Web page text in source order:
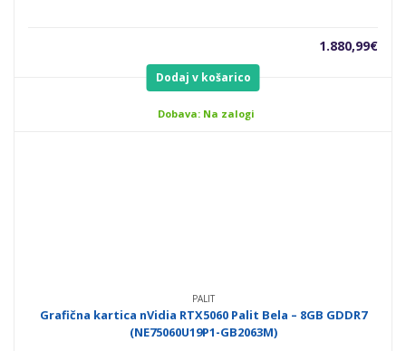
1.880,99€
Dodaj v košarico
Dobava: Na zalogi
PALIT
Grafična kartica nVidia RTX5060 Palit Bela – 8GB GDDR7
(NE75060U19P1-GB2063M)